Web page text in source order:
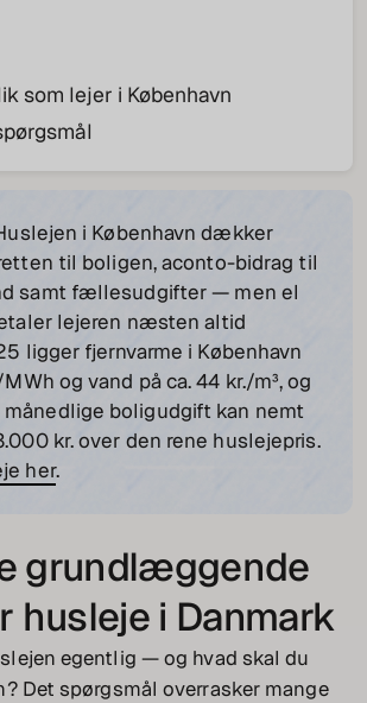
som lejer i København
i København dækker
til boligen, aconto-bidrag til
samt fællesudgifter — men el
lejeren næsten altid
ligger fjernvarme i København
og vand på ca. 44 kr./m³, og
boligudgift kan nemt
kr. over den rene huslejepris.
her.
grundlæggende
husleje i Danmark
egentlig — og hvad skal du
Det spørgsmål overrasker mange